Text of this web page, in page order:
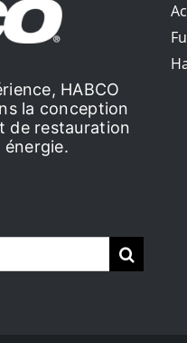
HABCO
la conception
de restauration